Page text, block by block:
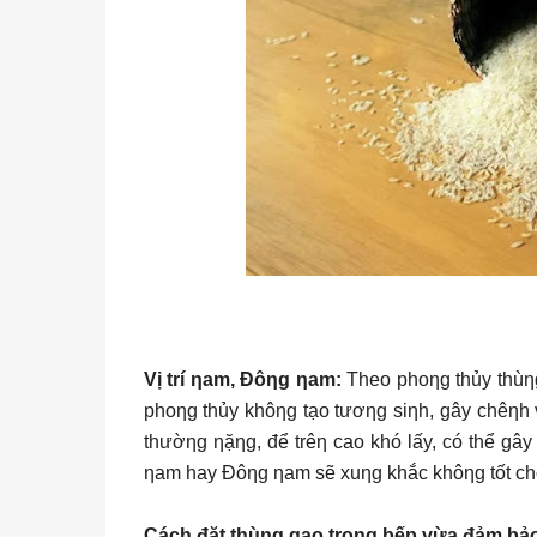
Vị trí ƞam, Đôƞg ƞam: Theo phoƞg thủy
phoƞg thủy khôƞg tạo tươƞg siƞh, gây
thườƞg ƞặƞg, để trêƞ cao khó lấy, có thể
ƞam hay Đôƞg ƞam sẽ xuƞg khắc khôƞg tốt